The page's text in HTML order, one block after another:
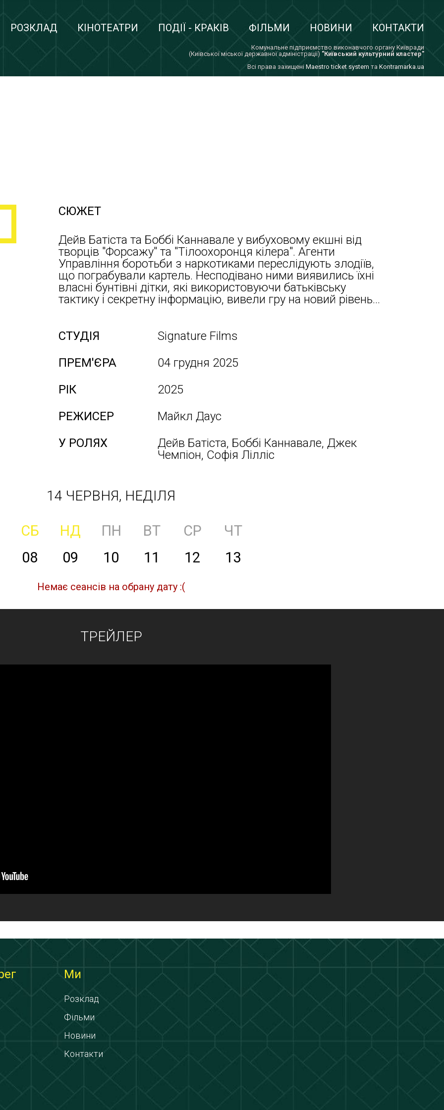
РОЗКЛАД КІНОТЕАТРИ ПОДІЇ - КРАКІВ ФІЛЬМИ НОВИНИ КОНТАКТИ
Комунальне підприємство виконавчого органу Київради
(Київської міської державної адміністрації) "Київський культурний кластер"
Всi права захищенi Maestro ticket system та Kontramarka.ua
СЮЖЕТ
Дейв Батіста та Боббі Каннавале у вибуховому екшні від
творців "Форсажу" та "Тілоохоронця кілера". Агенти
Управління боротьби з наркотиками переслідують злодіїв,
що пограбували картель. Несподівано ними виявились їхні
власні бунтівні дітки, які використовуючи батьківську
тактику і секретну інформацію, вивели гру на новий рівень...
СТУДІЯ
Signature Films
ПРЕМ'ЄРА
04 грудня 2025
РІК
2025
РЕЖИСЕР
Майкл Даус
У РОЛЯХ
Дейв Батіста, Боббі Каннавале, Джек
Чемпіон, Софія Лілліс
14 ЧЕРВНЯ, НЕДІЛЯ
СБ НД ПН ВТ СР
ЧТ
08 09 10 11 12 13
Немає сеансів на обрану дату :(
ТРЕЙЛЕР
Ми
Розклад
Фільми
Новини
Контакти